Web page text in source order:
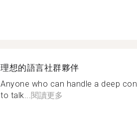
理想的語言社群夥伴
Anyone who can handle a deep
to talk...閱讀更多